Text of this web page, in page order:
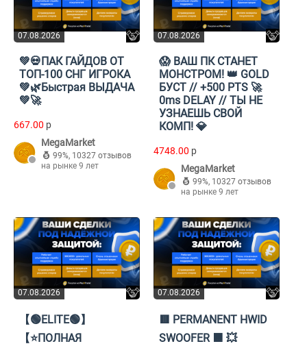
07.08.2026
💚💀ПАК ГАЙДОВ ОТ
ТОП-100 СНГ ИГРОКА
💚🌿Быстрая ВЫДАЧА
💚🚀
667.00 p
MegaMarket
99%, 10327 отзывов
на рынке 9 лет
07.08.2026
😱 ВАШ ПК СТАНЕТ
МОНСТРОМ! 👑 GOLD
БУСТ // +500 PTS 🚀
0ms DELAY // ТЫ НЕ
УЗНАЕШЬ СВОЙ
КОМП! 💎
4748.00 p
MegaMarket
99%, 10327 отзывов
на рынке 9 лет
07.08.2026
【🟢ELITE🟢】
【⭐ПОЛНАЯ
07.08.2026
🟥 PERMANENT HWID
SWOOFER 🟧 💥